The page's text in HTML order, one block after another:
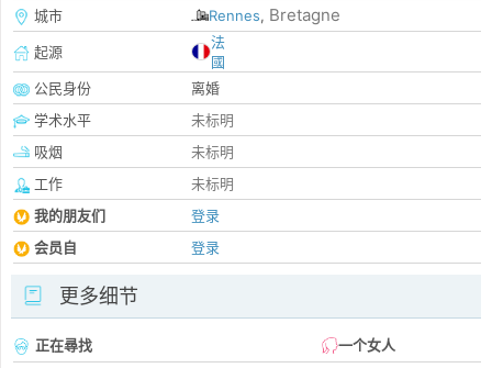
城市
Rennes, Bretagne
起源
法
國
公民身份
离婚
学术水平
未标明
吸烟
未标明
工作
未标明
我的朋友们
登录
会员自
登录
更多细节
正在尋找
一个女人